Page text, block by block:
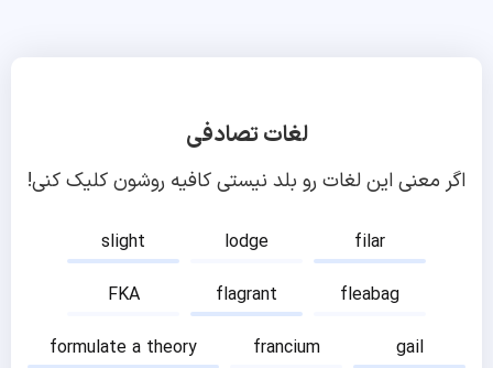
لغات تصادفی
اگر معنی این لغات رو بلد نیستی کافیه روشون کلیک کنی!
slight lodge
filar
FKA
flagrant
fleabag
formulate a theory
francium
gail